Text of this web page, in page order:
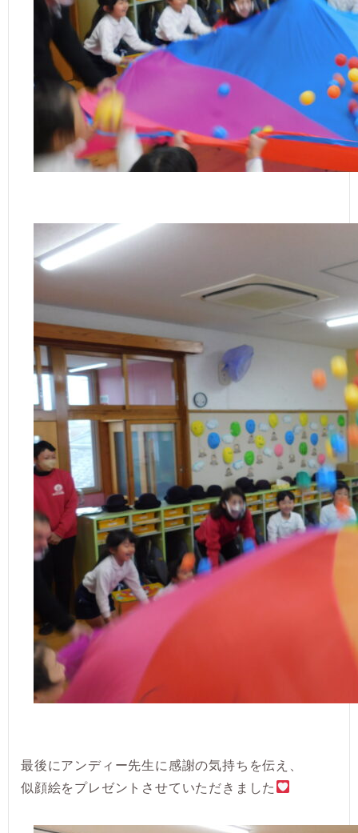
最後にアンディー先生に感謝の気持ちを伝え、
似顔絵をプレゼントさせていただきました